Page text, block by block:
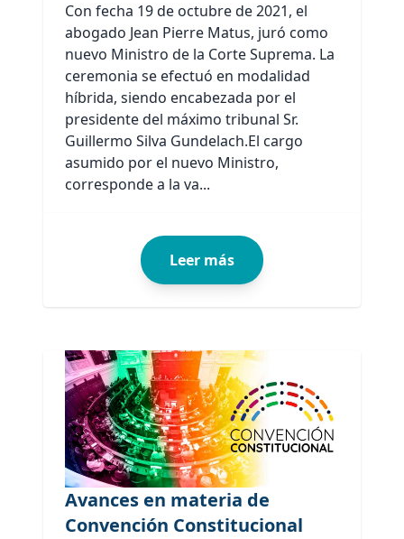
Con fecha 19 de octubre de 2021, el
abogado Jean Pierre Matus, juró como
nuevo Ministro de la Corte Suprema. La
ceremonia se efectuó en modalidad
híbrida, siendo encabezada por el
presidente del máximo tribunal Sr.
Guillermo Silva Gundelach.El cargo
asumido por el nuevo Ministro,
corresponde a la va...
Leer más
Avances en materia de
Convención Constitucional